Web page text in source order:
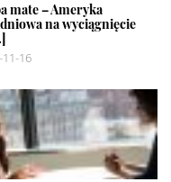
mate – Ameryka
na wyciągnięcie
16